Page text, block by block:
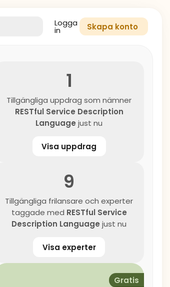
Logga
in Skapa konto
1
Tillgängliga uppdrag som nämner
RESTful Service Description
Language just nu
Visa uppdrag
9
Tillgängliga frilansare och experter
taggade med RESTful Service
Description Language just nu
Visa experter
Gratis